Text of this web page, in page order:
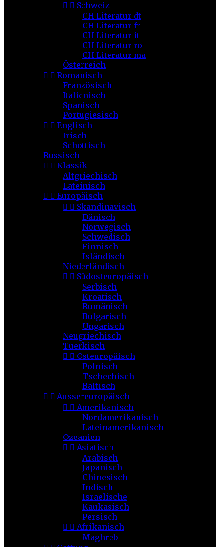
  Schweiz
CH Literatur dt
CH Literatur fr
CH Literatur it
CH Literatur ro
CH Literatur ma
Österreich
  Romanisch
Französisch
Italienisch
Spanisch
Portugiesisch
  Englisch
Irisch
Schottisch
Russisch
  Klassik
Altgriechisch
Lateinisch
  Europäisch
  Skandinavisch
Dänisch
Norwegisch
Schwedisch
Finnisch
Isländisch
Niederländisch
  Südosteuropäisch
Serbisch
Kroatisch
Rumänisch
Bulgarisch
Ungarisch
Neugriechisch
Tuerkisch
  Osteuropäisch
Polnisch
Tschechisch
Baltisch
  Aussereuropäisch
  Amerikanisch
Nordamerikanisch
Lateinamerikanisch
Ozeanien
  Asiatisch
Arabisch
Japanisch
Chinesisch
Indisch
Israelische
Kaukasisch
Persisch
  Afrikanisch
Maghreb